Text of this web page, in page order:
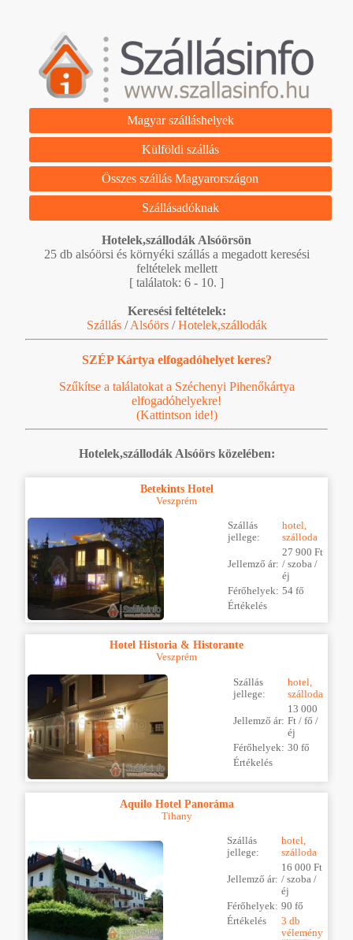
Magyar szálláshelyek
Külföldi szállás
Összes szállás Magyarországon
Szállásadóknak
Hotelek,szállodák Alsóörsön
25 db alsóörsi és környéki szállás a megadott keresési
feltételek mellett
[ találatok: 6 - 10. ]
Keresési feltételek:
Szállás/Alsóörs/Hotelek,szállodák
SZÉP Kártya elfogadóhelyet keres?
Szűkítse a találatokat a Széchenyi Pihenőkártya
elfogadóhelyekre!
(Kattintson ide!)
Hotelek,szállodák Alsóörs közelében:
Betekints Hotel
Veszprém
Szállás
jellege:
hotel,
szálloda
Jellemző ár:
27 900 Ft
/ szoba /
éj
Férőhelyek: 54 fő
Értékelés
Hotel Historia & Historante
Veszprém
Szállás
jellege:
hotel,
szálloda
Jellemző ár:
13 000
Ft / fő /
éj
Férőhelyek: 30 fő
Értékelés
Aquilo Hotel Panoráma
Tihany
Szállás
jellege:
hotel,
szálloda
Jellemző ár:
16 000 Ft
/ szoba /
éj
Férőhelyek: 90 fő
Értékelés
3 db
vélemény